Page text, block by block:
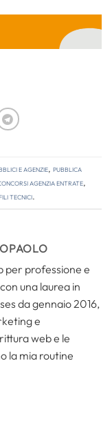
e agenzie, Pubblica
agenzia entrate,
tecnici.
per professione e
una laurea in
da gennaio 2016,
e
web e le
la mia routine